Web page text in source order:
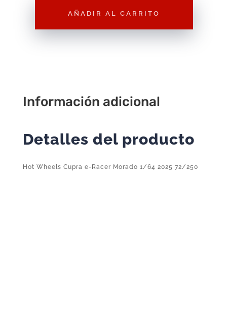
1/64
cantidad
AÑADIR AL CARRITO
Información adicional
Detalles del producto
Hot Wheels Cupra e-Racer Morado 1/64 2025 72/250